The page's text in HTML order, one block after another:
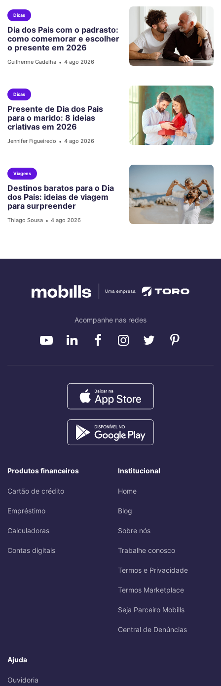
Dicas
Dia dos Pais com o padrasto:
como comemorar e escolher
o presente em 2026
Guilherme Gadelha • 4 ago 2026
Dicas
Presente de Dia dos Pais
para o marido: 8 ideias
criativas em 2026
Jennifer Figueiredo • 4 ago 2026
Viagens
Destinos baratos para o Dia
dos Pais: ideias de viagem
para surpreender
Thiago Sousa • 4 ago 2026
Acompanhe nas redes
Produtos financeiros
Cartão de crédito
Empréstimo
Calculadoras
Contas digitais
Institucional
Home
Blog
Sobre nós
Trabalhe conosco
Termos e Privacidade
Termos Marketplace
Seja Parceiro Mobills
Central de Denúncias
Ajuda
Ouvidoria